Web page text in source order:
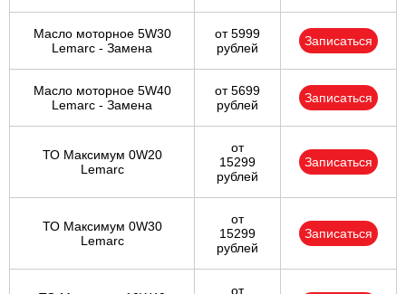
Масло моторное 5W30
Lemarc - Замена
от 5999
рублей
Записаться
Масло моторное 5W40
Lemarc - Замена
от 5699
рублей
Записаться
ТО Максимум 0W20
Lemarc
от
15299
рублей
Записаться
ТО Максимум 0W30
Lemarc
от
15299
рублей
Записаться
от